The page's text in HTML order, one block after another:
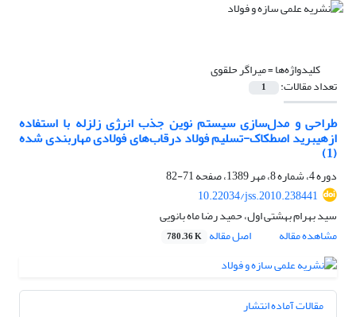
کلیدواژه‌ها =میراگر حلقوی
تعداد مقالات: 1
طراحی و مدل‌سازی سیستم نوین جذب انرژی زلزله با استفاده
ازهیبرید اصطکاک-تسلیم فولاد درقاب‌های فولادی مهاربندی شده
(1)
دوره 4، شماره 8، مهر 1389، صفحه
71-82
10.22034/jss.2010.238441
سید بهرام بهشتی اول، حمید رضا ماه بانویی
مشاهده مقاله
اصل مقاله 780.36 K
مقالات آماده انتشار